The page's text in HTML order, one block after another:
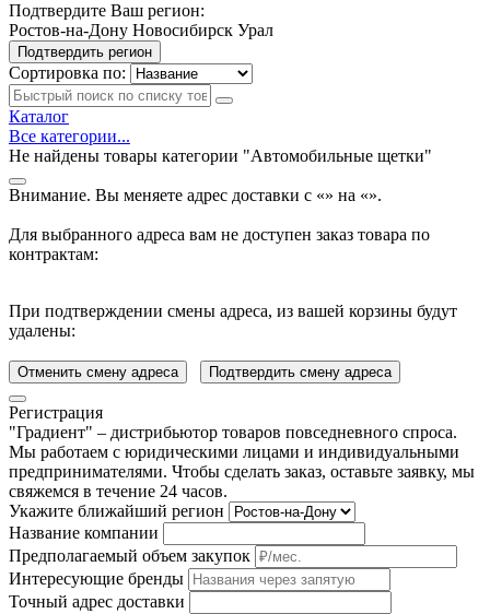
Подтвердите Ваш регион:
Ростов-на-Дону Новосибирск Урал
Подтвердить регион
Сортировка по:
Каталог
Все категории...
Не найдены товары категории "Автомобильные щетки"
Внимание. Вы меняете адрес доставки с «» на «».
Для выбранного адреса вам не доступен заказ товара по
контрактам:
При подтверждении смены адреса, из вашей корзины будут
удалены:
Отменить смену адреса Подтвердить смену адреса
Регистрация
"Градиент" – дистрибьютор товаров повседневного спроса.
Мы работаем с юридическими лицами и индивидуальными
предпринимателями. Чтобы сделать заказ, оставьте заявку, мы
свяжемся в течение 24 часов.
Укажите ближайший регион
Название компании
Предполагаемый объем закупок
Интересующие бренды
Точный адрес доставки